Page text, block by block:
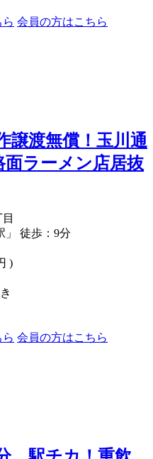
会員の方はこちら
譲渡無償！玉川通
面ラーメン店居抜
」 徒歩：9分
)
会員の方はこちら